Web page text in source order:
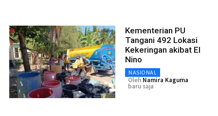
Kementerian PU
Tangani 492 Lokasi
Kekeringan akibat El
Nino
NASIONAL
Oleh Namira Kaguma
baru saja